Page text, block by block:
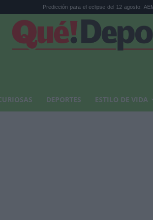
Predicción para el eclipse del 12 agosto: AEMET an...
DEPORTES ESTILO DE VIDA